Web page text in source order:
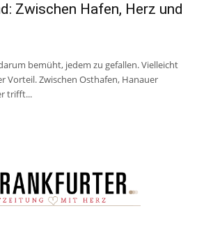
Zwischen Hafen, Herz und
bemüht, jedem zu gefallen. Vielleicht
Vorteil. Zwischen Osthafen, Hanauer
trifft...